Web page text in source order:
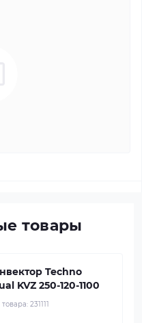
товары
Techno
KVZ 250-120-1100
231111